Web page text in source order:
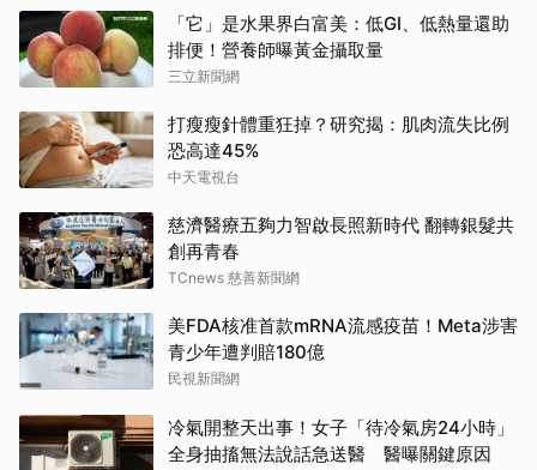
「它」是水果界白富美：低GI、低熱量還助
排便！營養師曝黃金攝取量
三立新聞網
打瘦瘦針體重狂掉？研究揭：肌肉流失比例
恐高達45%
中天電視台
慈濟醫療五夠力智啟長照新時代 翻轉銀髮共
創再青春
TCnews 慈善新聞網
美FDA核准首款mRNA流感疫苗！Meta涉害
青少年遭判賠180億
民視新聞網
冷氣開整天出事！女子「待冷氣房24小時」
全身抽搐無法說話急送醫 醫曝關鍵原因